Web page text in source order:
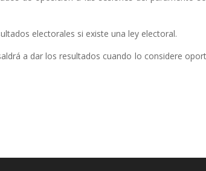
electorales si existe una ley electoral.
a dar los resultados cuando lo considere